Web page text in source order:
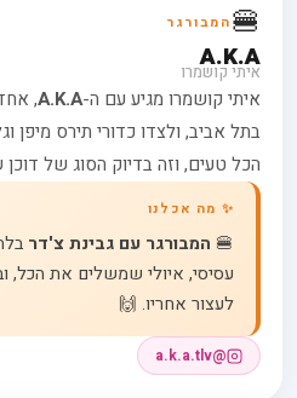
🍔המבורגר
A.K.A
איתי קושמרו
איתי קושמרו מגיע עם ה-A.K.A
,
בתל אביב, ולצדו כדורי תירס מיפן
הכל טעים, וזה בדיוק הסוג של
✨ מה אכלנו
🍔 המבורגר עם גבינת צ'דר
עסיסי, איולי שמשלים את
לעצור אחריו. 🙌
@a.k.a.tlv